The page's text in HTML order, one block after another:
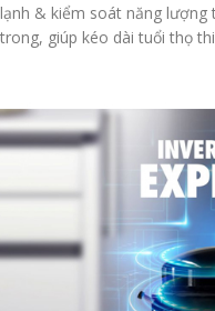
lạnh & kiểm soát năng
trong, giúp kéo dài tuổi thọ